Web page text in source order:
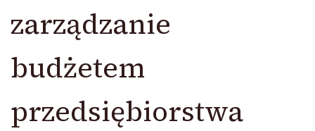
zarządzanie
budżetem
przedsiębiorstwa